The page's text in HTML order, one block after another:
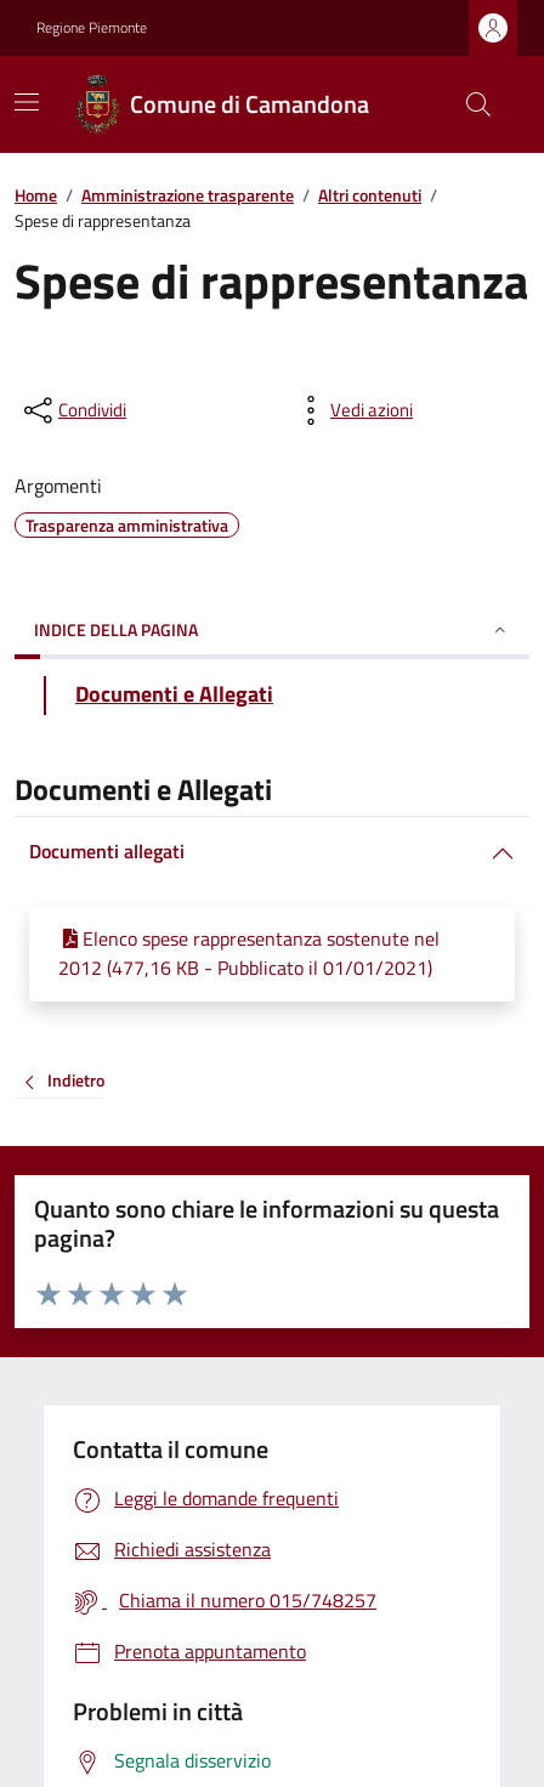
Regione Piemonte
Comune di Camandona
Home / Amministrazione trasparente / Altri contenuti /
Spese di rappresentanza
Spese di rappresentanza
Condividi Vedi azioni
Argomenti
Trasparenza amministrativa
INDICE DELLA PAGINA
Documenti e Allegati
Documenti e Allegati
Documenti allegati
Elenco spese rappresentanza sostenute nel
2012 (477,16 KB - Pubblicato il 01/01/2021)
Indietro
Quanto sono chiare le informazioni su questa
pagina?
Valuta da 1 a 5 stelle la pagina
Valuta 5 stelle su 5
Valuta 4 stelle su 5
Valuta 3 stelle su 5
Valuta 2 stelle su 5
Valuta 1 stelle su 5
Contatta il comune
Leggi le domande frequenti
Richiedi assistenza
Chiama il numero 015/748257
Prenota appuntamento
Problemi in città
Segnala disservizio